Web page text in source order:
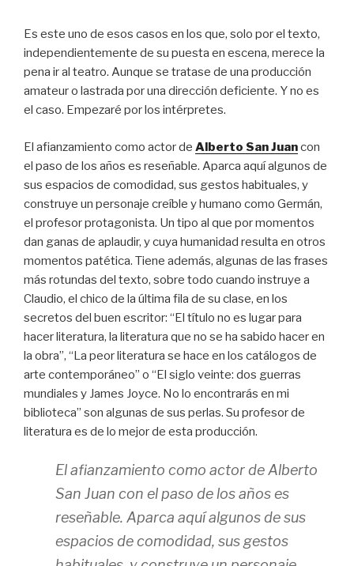
Es este uno de esos casos en los que, solo por el texto,
independientemente de su puesta en escena, merece la
pena ir al teatro. Aunque se tratase de una producción
amateur o lastrada por una dirección deficiente. Y no es
el caso. Empezaré por los intérpretes.
El afianzamiento como actor de Alberto San Juancon
el paso de los años es reseñable. Aparca aquí algunos de
sus espacios de comodidad, sus gestos habituales, y
construye un personaje creíble y humano como Germán,
el profesor protagonista. Un tipo al que por momentos
dan ganas de aplaudir, y cuya humanidad resulta en otros
momentos patética. Tiene además, algunas de las frases
más rotundas del texto, sobre todo cuando instruye a
Claudio, el chico de la última fila de su clase, en los
secretos del buen escritor: “El título no es lugar para
hacer literatura, la literatura que no se ha sabido hacer en
la obra”, “La peor literatura se hace en los catálogos de
arte contemporáneo” o “El siglo veinte: dos guerras
mundiales y James Joyce. No lo encontrarás en mi
biblioteca” son algunas de sus perlas. Su profesor de
literatura es de lo mejor de esta producción.
El afianzamiento como actor de Alberto
San Juan con el paso de los años es
reseñable. Aparca aquí algunos de sus
espacios de comodidad, sus gestos